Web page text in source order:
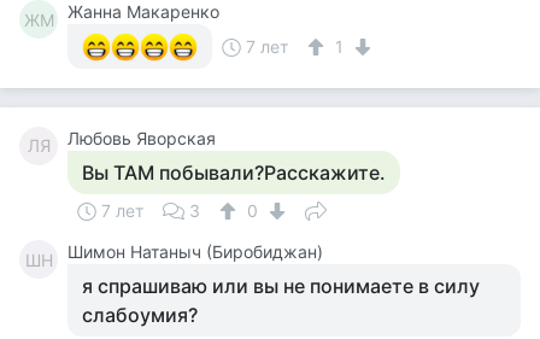
ЖМ
Жанна Макаренко
7 лет
1
ЛЯ Любовь Яворская
Вы ТАМ побывали?Расскажите.
7 лет 3 0
ШН Шимон Натаныч (Биробиджан)
я спрашиваю или вы не понимаете в силу
слабоумия?